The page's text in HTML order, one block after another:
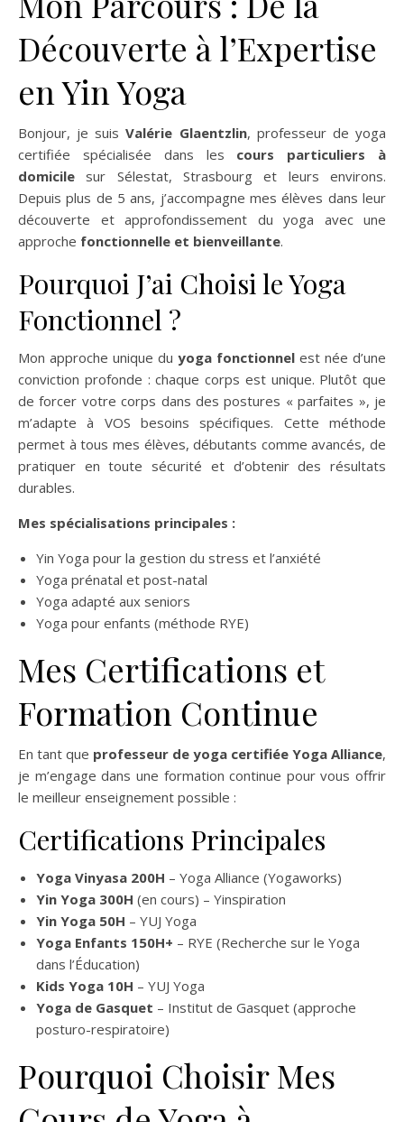
Découverte à l’Expertise
en Yin Yoga
Bonjour, je suisValérie Glaentzlin, professeur de yoga
certifiée spécialisée dans les cours particuliers à
domicile sur Sélestat, Strasbourg et leurs environs.
Depuis plus de 5 ans, j’accompagne mes élèves dans leur
découverte et approfondissement du yoga avec une
approche fonctionnelle et bienveillante.
Pourquoi J’ai Choisi le Yoga
Fonctionnel ?
Mon approche unique du yoga fonctionnel est née d’une
conviction profonde : chaque corps est unique. Plutôt que
de forcer votre corps dans des postures « parfaites », je
m’adapte à VOS besoins spécifiques. Cette méthode
permet à tous mes élèves, débutants comme avancés, de
pratiquer en toute sécurité et d’obtenir des résultats
durables.
Mes spécialisations principales :
Yin Yoga pour la gestion du stress et l’anxiété
Yoga prénatal et post-natal
Yoga adapté aux seniors
Yoga pour enfants (méthode RYE)
Mes Certifications et
Formation Continue
En tant que professeur de yoga certifiée Yoga Alliance,
je m’engage dans une formation continue pour vous offrir
le meilleur enseignement possible :
Certifications Principales
Yoga Vinyasa 200H – Yoga Alliance (Yogaworks)
Yin Yoga 300H (en cours) – Yinspiration
Yin Yoga 50H – YUJ Yoga
Yoga Enfants 150H+ – RYE (Recherche sur le Yoga
dans l’Éducation)
Kids Yoga 10H – YUJ Yoga
Yoga de Gasquet – Institut de Gasquet (approche
posturo-respiratoire)
Pourquoi Choisir Mes